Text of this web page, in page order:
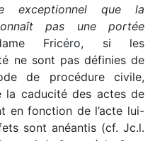
exceptionnel que la
pas une portée
Fricéro, si les
ne sont pas définies de
de procédure civile,
la caducité des actes de
en fonction de l’acte lui-
sont anéantis (cf. Jc.l.